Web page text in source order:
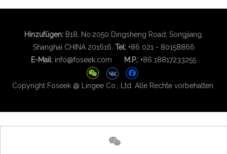
Hinzufügen: B18, No.2050 Dingsheng Road, Songjiang,
Shanghai CHINA 201616. Tel: +86 021 - 80158866
E-Mail: info@foseek.com M.P.: +86 18817233255
Copyright Foseek @ Lingee Co., Ltd. Alle Rechte vorbehalten.